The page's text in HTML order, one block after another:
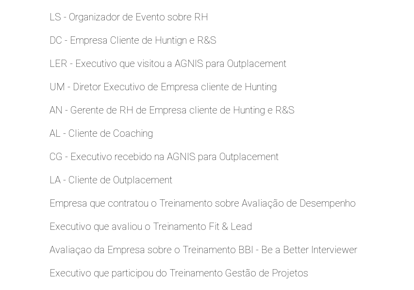
LS - Organizador de Evento sobre RH
DC - Empresa Cliente de Huntign e R&S
LER - Executivo que visitou a AGNIS para Outplacement
UM - Diretor Executivo de Empresa cliente de Hunting
AN - Gerente de RH de Empresa cliente de Hunting e R&S
AL - Cliente de Coaching
CG - Executivo recebido na AGNIS para Outplacement
LA - Cliente de Outplacement
Empresa que contratou o Treinamento sobre Avaliação de Desempenho
Executivo que avaliou o Treinamento Fit & Lead
Avaliaçao da Empresa sobre o Treinamento BBI - Be a Better Interviewer
Executivo que participou do Treinamento Gestão de Projetos